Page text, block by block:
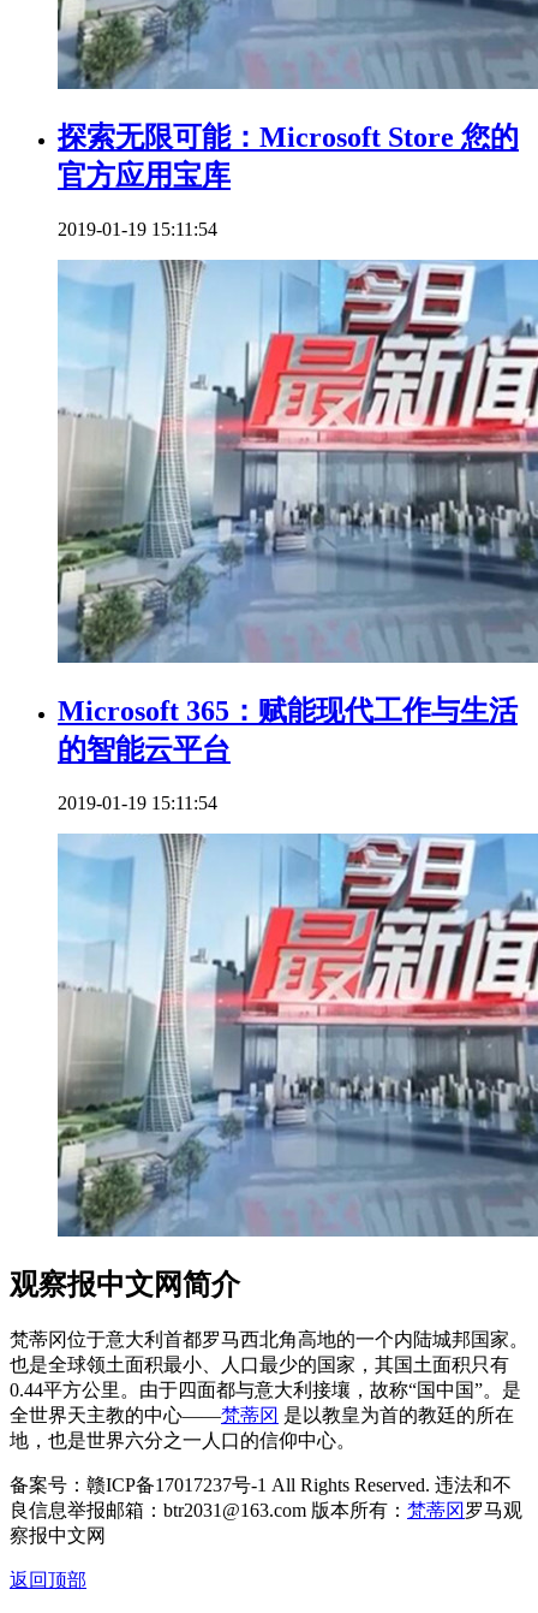
探索无限可能：Microsoft Store 您的
官方应用宝库
2019-01-19 15:11:54
Microsoft 365：赋能现代工作与生活
的智能云平台
2019-01-19 15:11:54
观察报中文网简介
梵蒂冈位于意大利首都罗马西北角高地的一个内陆城邦国家。
也是全球领土面积最小、人口最少的国家，其国土面积只有
0.44平方公里。由于四面都与意大利接壤，故称“国中国”。是
全世界天主教的中心——梵蒂冈 是以教皇为首的教廷的所在
地，也是世界六分之一人口的信仰中心。
备案号：赣ICP备17017237号-1 All Rights Reserved. 违法和不
良信息举报邮箱：btr2031@163.com 版本所有： 梵蒂冈 罗马观
察报中文网
返回顶部